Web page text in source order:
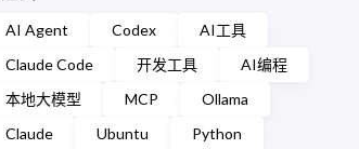
AI Agent Codex
AI工具
Claude Code
开发工具
AI编程
本地大模型
MCP
Ollama
Claude
Ubuntu Python